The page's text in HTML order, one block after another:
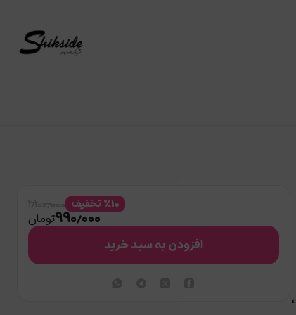
کرم ضد آفتاب جوان کننده فاقد چربی پریم مدل ANTI-AGING،
%۱۰ تخفیف
۹۹۰٫۰۰۰تومان
افزودن به سبد خرید